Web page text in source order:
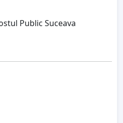
Public Suceava